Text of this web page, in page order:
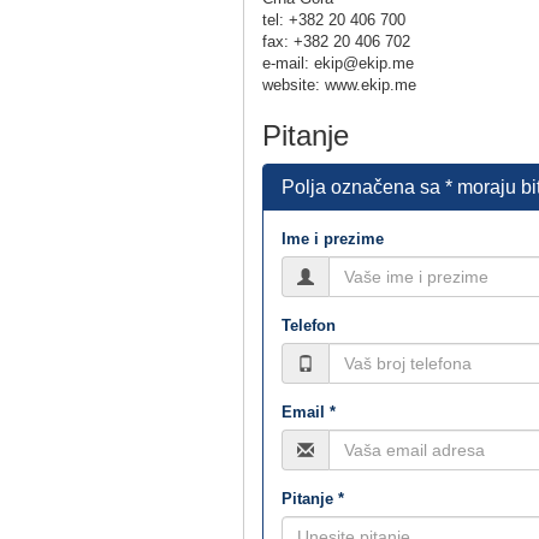
tel: +382 20 406 700
fax: +382 20 406 702
e-mail: ekip@ekip.me
website: www.ekip.me
Pitanje
Polja označena sa * moraju
Ime i prezime
Telefon
Email *
Pitanje *